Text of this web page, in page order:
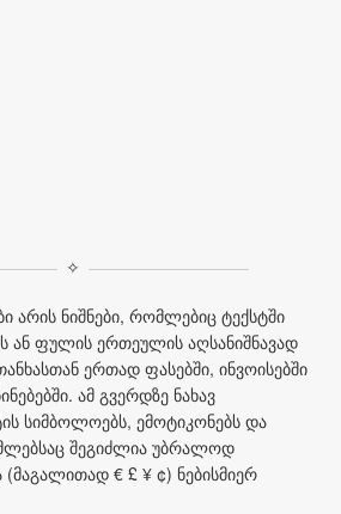
✧
არის ნიშნები, რომლებიც ტექსტში
ან ფულის ერთეულის აღსანიშნავად
ერთად ფასებში, ინვოისებში
ამ გვერდზე ნახავ
სიმბოლოებს, ემოტიკონებს და
შეგიძლია უბრალოდ
€ £ ¥ ¢) ნებისმიერ